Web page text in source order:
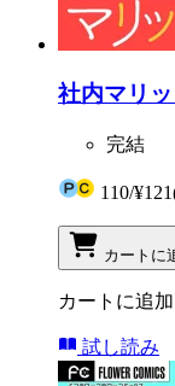
社内マリ
完結
110/¥121
カートに
カートに追
試し読み